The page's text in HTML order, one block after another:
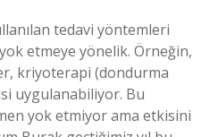
tedavi yöntemleri
etmeye yönelik. Örneğin,
kriyoterapi (dondurma
uygulanabiliyor. Bu
yok etmiyor ama etkisini